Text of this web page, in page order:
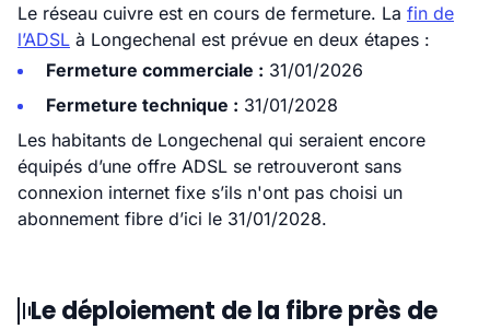
Le réseau cuivre est en cours de fermeture. La fin de
l’ADSL à Longechenal est prévue en deux étapes :
Fermeture commerciale : 31/01/2026
Fermeture technique : 31/01/2028
Les habitants de Longechenal qui seraient encore
équipés d’une offre ADSL se retrouveront sans
connexion internet fixe s’ils n'ont pas choisi un
abonnement fibre d’ici le 31/01/2028.
Le déploiement de la fibre près de